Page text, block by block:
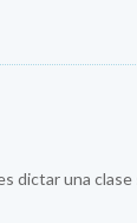
una clase